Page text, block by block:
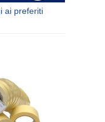
ai preferiti